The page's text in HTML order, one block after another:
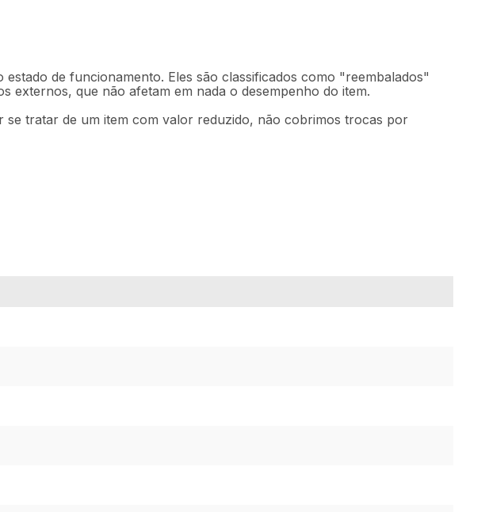
de funcionamento. Eles são classificados como "reembalados"
externos, que não afetam em nada o desempenho do item.
tratar de um item com valor reduzido, não cobrimos trocas por